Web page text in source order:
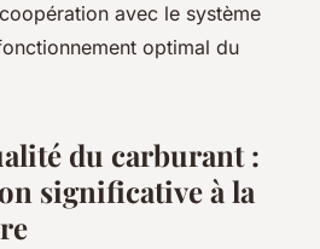
avec le système
optimal du
du carburant :
significative à la